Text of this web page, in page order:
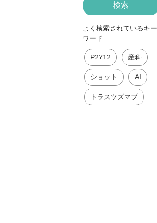
検索
よく検索されているキー
ワード
P2Y12 産科
ショット AI
トラスツズマブ